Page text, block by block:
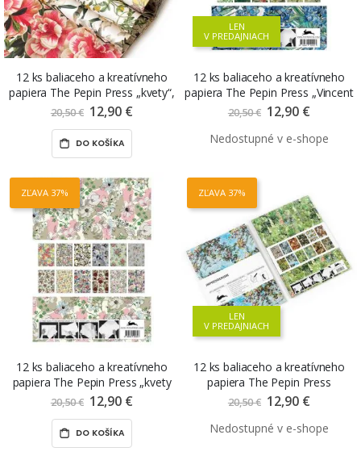
12 ks baliaceho a kreatívneho
papiera The Pepin Press „kvety“,
v knihe
20,50 € Znížená
cena
12,90 €
DO KOŠÍKA
LEN
V PREDAJNIACH
12 ks baliaceho a kreatívneho
papiera The Pepin Press „Vincent
van Gogh“, v knihe
20,50 € Znížená
cena
12,90 €
ZĽAVA 37%
12 ks baliaceho a kreatívneho
papiera The Pepin Press „kvety
1950“, v knihe
20,50 € Znížená
cena
12,90 €
DO KOŠÍKA
LEN
V PREDAJNIACH
ZĽAVA 37%
12 ks baliaceho a kreatívneho
papiera The Pepin Press
„impresionizmus“, v knihe
20,50 € Znížená
cena
12,90 €